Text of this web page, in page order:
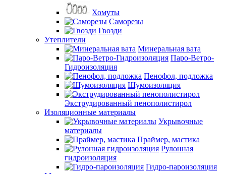
Хомуты
Саморезы
Гвозди
Утеплители
Минеральная вата
Паро-Ветро-
Гидроизоляция
Пенофол, подложка
Шумоизоляция
Экструдированный пенополистирол
Изоляционные материалы
Укрывочные
материалы
Праймер, мастика
Рулонная
гидроизоляция
Гидро-пароизоляция